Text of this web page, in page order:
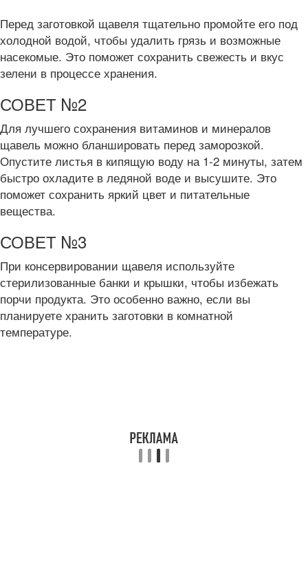
Перед заготовкой щавеля тщательно промойте его под
холодной водой, чтобы удалить грязь и возможные
насекомые. Это поможет сохранить свежесть и вкус
зелени в процессе хранения.
СОВЕТ №2
Для лучшего сохранения витаминов и минералов
щавель можно бланшировать перед заморозкой.
Опустите листья в кипящую воду на 1-2 минуты, затем
быстро охладите в ледяной воде и высушите. Это
поможет сохранить яркий цвет и питательные
вещества.
СОВЕТ №3
При консервировании щавеля используйте
стерилизованные банки и крышки, чтобы избежать
порчи продукта. Это особенно важно, если вы
планируете хранить заготовки в комнатной
температуре.